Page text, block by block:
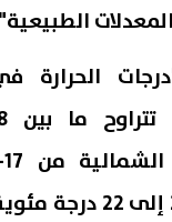
الحرارة
البلاد من 21 إلى